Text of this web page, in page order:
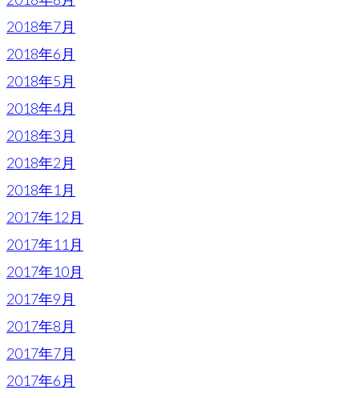
2018年7月
2018年6月
2018年5月
2018年4月
2018年3月
2018年2月
2018年1月
2017年12月
2017年11月
2017年10月
2017年9月
2017年8月
2017年7月
2017年6月